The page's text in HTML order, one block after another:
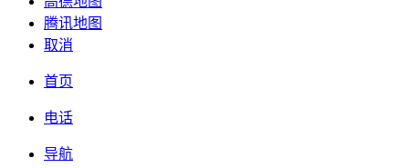
腾讯地图
取消
首页
电话
导航